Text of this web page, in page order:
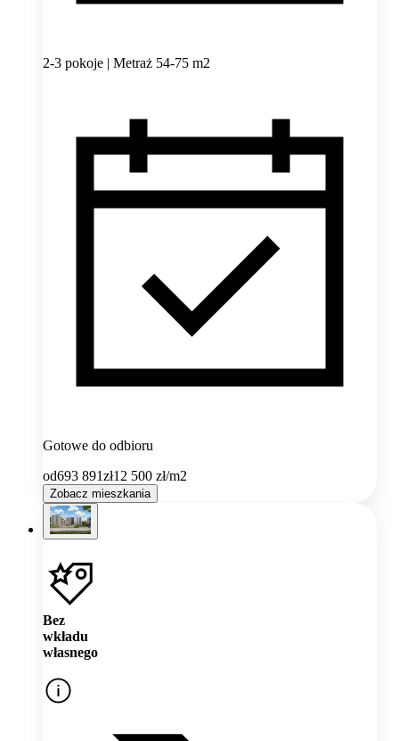
2-3 pokoje | Metraż 54-75 m2
Gotowe do odbioru
od693 891zł12 500 zł/m2
Zobacz mieszkania
Bez
wkładu
własnego